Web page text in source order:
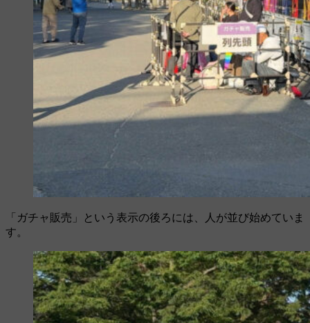
「ガチャ販売」という表示の後ろには、人が並び始めていま
す。